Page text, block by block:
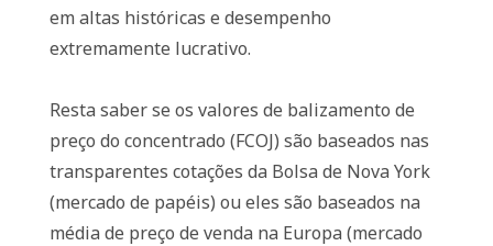
em altas históricas e desempenho
extremamente lucrativo.
Resta saber se os valores de balizamento de
preço do concentrado (FCOJ) são baseados nas
transparentes cotações da Bolsa de Nova York
(mercado de papéis) ou eles são baseados na
média de preço de venda na Europa (mercado